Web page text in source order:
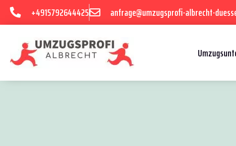
+4915792644425 anfrage@umzugsprofi-albrecht-